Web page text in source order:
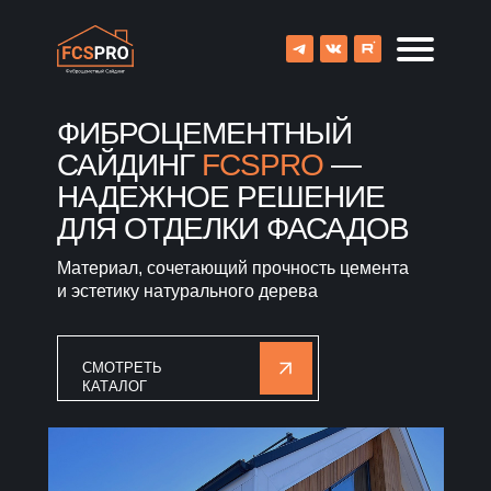
8 (800) 707-09-65
ФИБРОЦЕМЕНТНЫЙ
САЙДИНГFCSPRO —
НАДЕЖНОЕ РЕШЕНИЕ
ДЛЯ ОТДЕЛКИ ФАСАДОВ
Материал, сочетающий прочность цемента
и эстетику натурального дерева
СМОТРЕТЬ
КАТАЛОГ